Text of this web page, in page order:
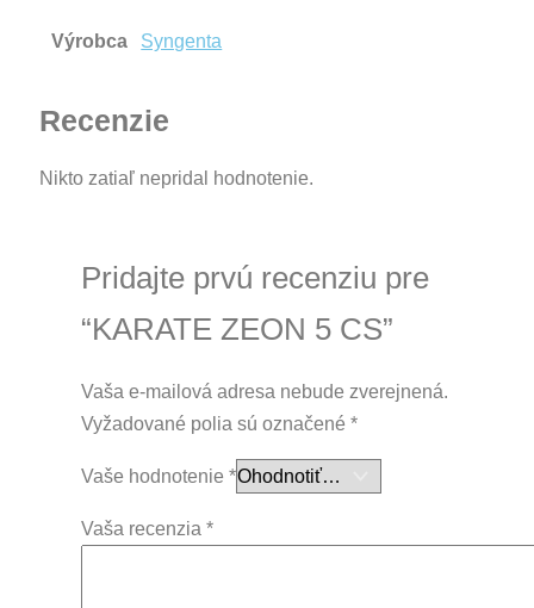
Výrobca Syngenta
Recenzie
Nikto zatiaľ nepridal hodnotenie.
Pridajte prvú recenziu pre
“KARATE ZEON 5 CS”
Vaša e-mailová adresa nebude zverejnená.
Vyžadované polia sú označené*
Vaše hodnotenie*
Vaša recenzia*